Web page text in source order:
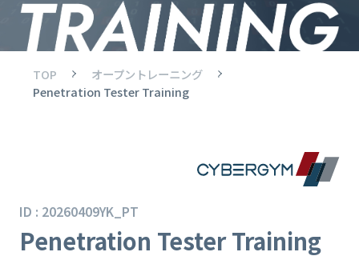
TOP
オープントレーニング
Penetration Tester Training
ID : 20260409YK_PT
Penetration Tester Training